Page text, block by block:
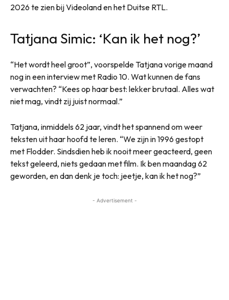
2026 te zien bij Videoland en het Duitse RTL.
Tatjana Simic: ‘Kan ik het nog?’
“Het wordt heel groot”, voorspelde Tatjana vorige maand
nog in een interview met Radio 10. Wat kunnen de fans
verwachten? “Kees op haar best: lekker brutaal. Alles wat
niet mag, vindt zij juist normaal.”
Tatjana, inmiddels 62 jaar, vindt het spannend om weer
teksten uit haar hoofd te leren. “We zijn in 1996 gestopt
met Flodder. Sindsdien heb ik nooit meer geacteerd, geen
tekst geleerd, niets gedaan met film. Ik ben maandag 62
geworden, en dan denk je toch: jeetje, kan ik het nog?”
- Advertisement -